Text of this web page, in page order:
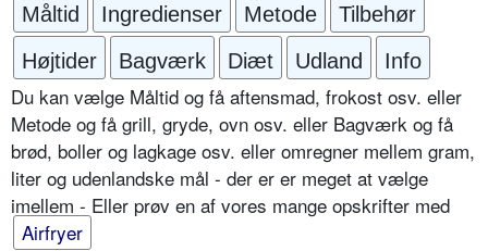
Måltid Ingredienser Metode
Tilbehør
Højtider
Bagværk Diæt Udland Info
Du kan vælge Måltid og få aftensmad, frokost osv. eller
Metode og få grill, gryde, ovn osv. eller Bagværk og få
brød, boller og lagkage osv. eller omregner mellem gram,
liter og udenlandske mål - der er er meget at vælge
imellem - Eller prøv en af vores mange opskrifter med
Airfryer